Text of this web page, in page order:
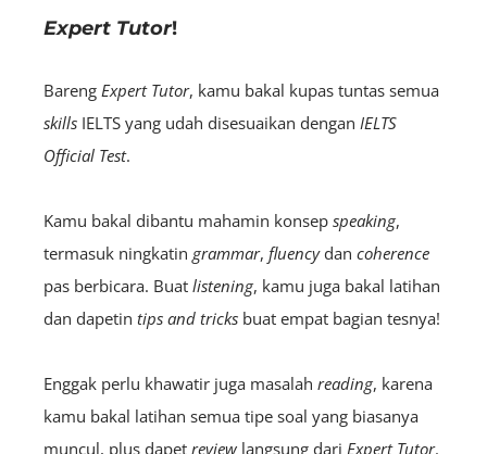
Expert Tutor!
Bareng ExpertTutor, kamu bakal kupas tuntas semua
skills IELTS yang udah disesuaikan dengan IELTS
Official Test.
Kamu bakal dibantu mahamin konsep speaking,
termasuk ningkatin grammar, fluencydan coherence
pas berbicara. Buat listening, kamu juga bakal latihan
dan dapetin tips and tricks buat empat bagian tesnya!
Enggak perlu khawatir juga masalah reading, karena
kamu bakal latihan semua tipe soal yang biasanya
muncul, plus dapet review langsung dari ExpertTutor.